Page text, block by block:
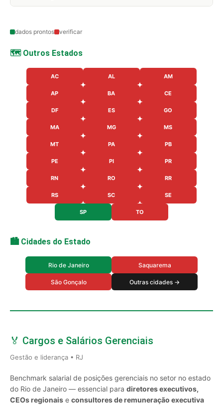
dados prontos verificar
🗺️ Outros Estados
AC AL AM
AP BA CE
DF ES GO
MA MG MS
MT PA PB
PE PI PR
RN RO RR
RS SC SE
SP TO
🏙️ Cidades do Estado
Rio de Janeiro Saquarema
São Gonçalo Outras cidades →
🏅 Cargos e Salários Gerenciais
Gestão e liderança • RJ
Benchmark salarial de posições gerenciais no setor no estado
do Rio de Janeiro — essencial para diretores executivos,
CEOs regionais e consultores de remuneração executiva